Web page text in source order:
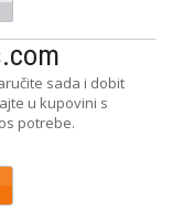
sada i dobit
u kupovini s
potrebe.